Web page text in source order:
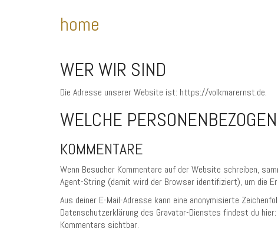
home
WER WIR SIND
Die Adresse unserer Website ist: https://volkmarernst.de.
WELCHE
KOMMENTARE
Wenn Besucher Kommentare auf der Website schreiben,
Agent-String (damit wird der Browser identifiziert), um die
Aus deiner E-Mail-Adresse kann eine anonymisierte
Datenschutzerklärung des Gravatar-Dienstes findest du
Kommentars sichtbar.